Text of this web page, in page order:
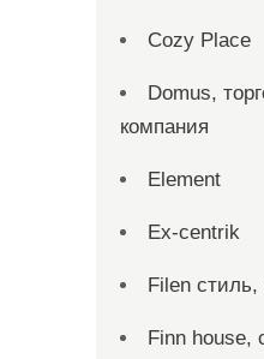
Cozy Place
Domus,
компания
Element
Ex-centrik
Filen
Finn house,